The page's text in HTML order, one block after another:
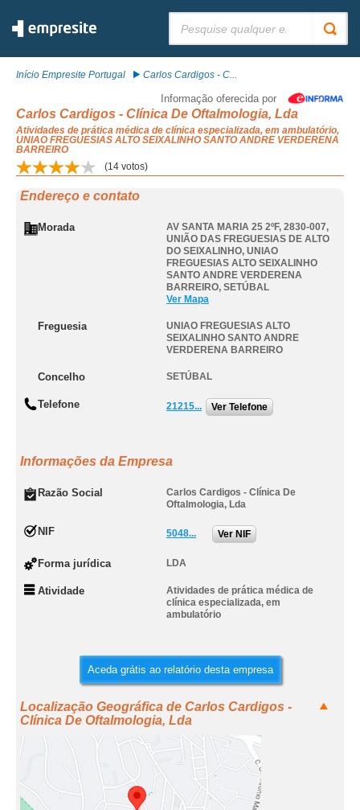
Início Empresite Portugal Carlos Cardigos - C...
Informação oferecida por
Carlos Cardigos - Clínica De Oftalmologia, Lda
Atividades de prática médica de clínica especializada, em ambulatório,
UNIAO FREGUESIAS ALTO SEIXALINHO SANTO ANDRE VERDERENA
BARREIRO
(14 votos)
Endereço e contato
Morada
AV SANTA MARIA 25 2ºF, 2830-007,
UNIÃO DAS FREGUESIAS DE ALTO
DO SEIXALINHO, UNIAO
FREGUESIAS ALTO SEIXALINHO
SANTO ANDRE VERDERENA
BARREIRO, SETÚBAL
Ver Mapa
Freguesia
UNIAO FREGUESIAS ALTO
SEIXALINHO SANTO ANDRE
VERDERENA BARREIRO
Concelho SETÚBAL
Telefone 21215... Ver Telefone
Informações da Empresa
Razão Social
Carlos Cardigos - Clínica De
Oftalmologia, Lda
NIF 5048... Ver NIF
Forma jurídica LDA
Atividade
Atividades de prática médica de
clínica especializada, em
ambulatório
Aceda grátis ao relatório desta empresa
Localização Geográfica de Carlos Cardigos -
Clínica De Oftalmologia, Lda